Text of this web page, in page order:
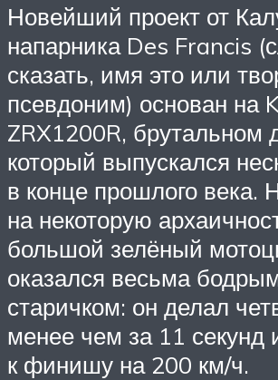
Новейший проект от
напарника Des Francis
сказать, имя это или
псевдоним) основан на
ZRX1200R, брутальном
который выпускался
в конце прошлого века.
на некоторую
большой зелёный
оказался весьма
старичком: он делал
менее чем за 11 секунд
к финишу на 200 км/ч.